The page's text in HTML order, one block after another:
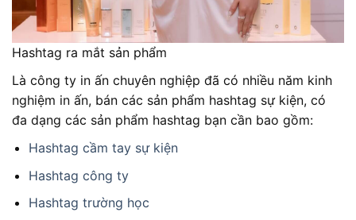
Hashtag ra mắt sản phẩm
Là công ty in ấn chuyên nghiệp đã có nhiều năm kinh
nghiệm in ấn, bán các sản phẩm hashtag sự kiện, có
đa dạng các sản phẩm hashtag bạn cần bao gồm:
Hashtag cầm tay sự kiện
Hashtag công ty
Hashtag trường học